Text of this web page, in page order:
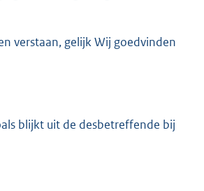
verstaan, gelijk Wij goedvinden
blijkt uit de desbetreffende bij